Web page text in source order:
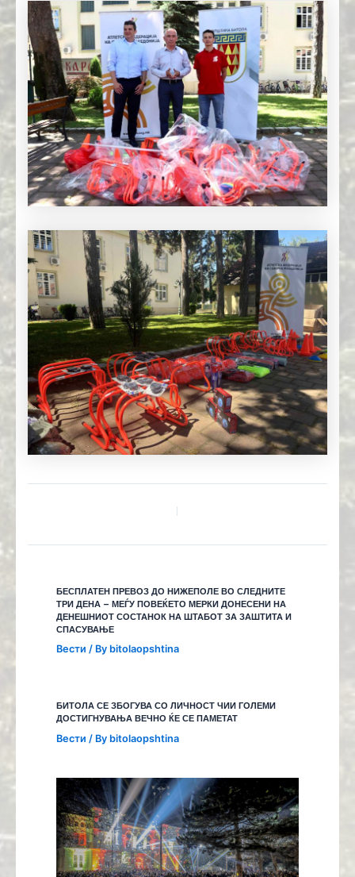
БЕСПЛАТЕН ПРЕВОЗ ДО НИЖЕПОЛЕ ВО СЛЕДНИТЕ
ТРИ ДЕНА – МЕЃУ ПОВЕЌЕТО МЕРКИ ДОНЕСЕНИ НА
ДЕНЕШНИОТ СОСТАНОК НА ШТАБОТ ЗА ЗАШТИТА И
СПАСУВАЊЕ
Вести / By bitolaopshtina
БИТОЛА СЕ ЗБОГУВА СО ЛИЧНОСТ ЧИИ ГОЛЕМИ
ДОСТИГНУВАЊА ВЕЧНО ЌЕ СЕ ПАМЕТАТ
Вести / By bitolaopshtina